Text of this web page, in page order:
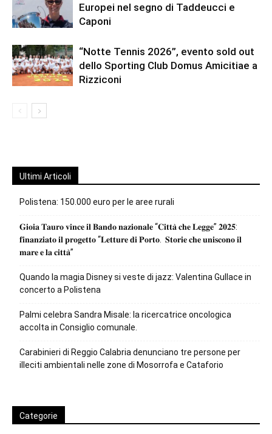
Europei nel segno di Taddeucci e
Caponi
“Notte Tennis 2026”, evento sold out
dello Sporting Club Domus Amicitiae a
Rizziconi
Ultimi Articoli
Polistena: 150.000 euro per le aree rurali
𝐆𝐢𝐨𝐢𝐚 𝐓𝐚𝐮𝐫𝐨 𝐯𝐢𝐧𝐜𝐞 𝐢𝐥 𝐁𝐚𝐧𝐝𝐨 𝐧𝐚𝐳𝐢𝐨𝐧𝐚𝐥𝐞 “𝐂𝐢𝐭𝐭𝐚̀ 𝐜𝐡𝐞 𝐋𝐞𝐠𝐠𝐞” 𝟐𝟎𝟐𝟓:
𝐟𝐢𝐧𝐚𝐧𝐳𝐢𝐚𝐭𝐨 𝐢𝐥 𝐩𝐫𝐨𝐠𝐞𝐭𝐭𝐨 “𝐋𝐞𝐭𝐭𝐮𝐫𝐞 𝐝𝐢 𝐏𝐨𝐫𝐭𝐨. 𝐒𝐭𝐨𝐫𝐢𝐞 𝐜𝐡𝐞 𝐮𝐧𝐢𝐬𝐜𝐨𝐧𝐨 𝐢𝐥
𝐦𝐚𝐫𝐞 𝐞 𝐥𝐚 𝐜𝐢𝐭𝐭𝐚̀”
Quando la magia Disney si veste di jazz: Valentina Gullace in
concerto a Polistena
Palmi celebra Sandra Misale: la ricercatrice oncologica
accolta in Consiglio comunale.
Carabinieri di Reggio Calabria denunciano tre persone per
illeciti ambientali nelle zone di Mosorrofa e Cataforio
Categorie